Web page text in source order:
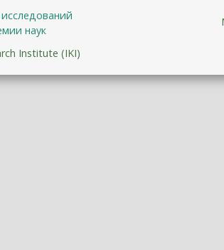
наук
Institute (IKI)